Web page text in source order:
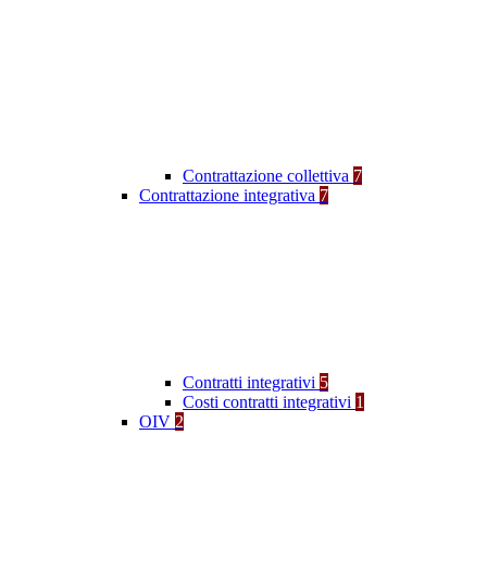
Contrattazione collettiva 7
Contrattazione integrativa 7
Contratti integrativi 5
Costi contratti integrativi 1
OIV 2